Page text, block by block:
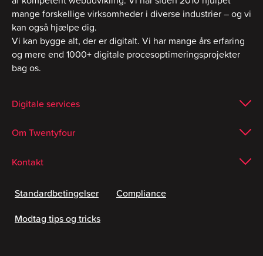
mange forskellige virksomheder i diverse industrier – og vi
kan også hjælpe dig.
Vi kan bygge alt, der er digitalt. Vi har mange års erfaring
og mere end 1000+ digitale procesoptimeringsprojekter
bag os.
Digitale services
Om Twentyfour
Kontakt
Standardbetingelser
Compliance
Modtag tips og tricks